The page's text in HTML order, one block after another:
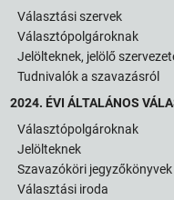
Választási szervek
Választópolgároknak
Jelölteknek, jelölő
Tudnivalók a szavazásról
2024. ÉVI ÁLTALÁNOS
Választópolgároknak
Jelölteknek
Szavazóköri jegyzőkönyvek
Választási iroda